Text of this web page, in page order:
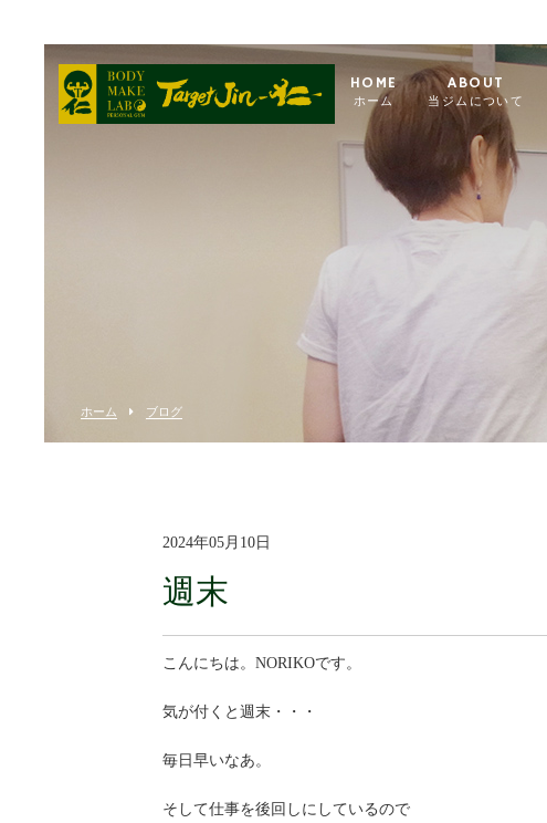
HOME
ホーム
ABOUT
当ジムについて
ホーム ブログ
2024年05月10日
週末
こんにちは。NORIKOです。
気が付くと週末・・・
毎日早いなあ。
そして仕事を後回しにしているので